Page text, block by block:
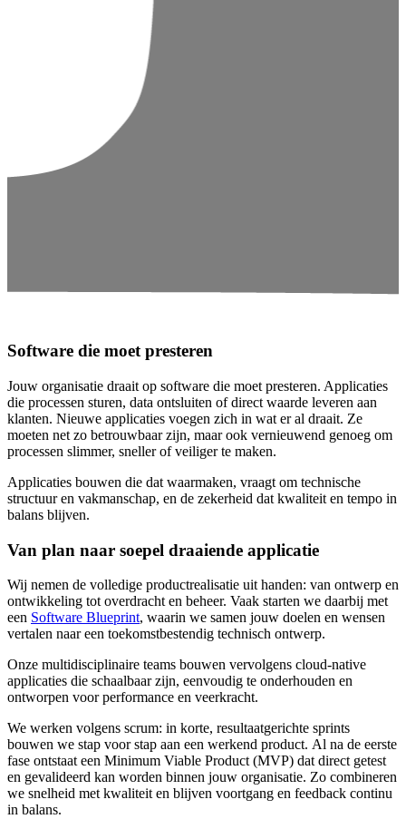
Software die moet presteren
Jouw organisatie draait op software die moet presteren. Applicaties
die processen sturen, data ontsluiten of direct waarde leveren aan
klanten. Nieuwe applicaties voegen zich in wat er al draait. Ze
moeten net zo betrouwbaar zijn, maar ook vernieuwend genoeg om
processen slimmer, sneller of veiliger te maken.
Applicaties bouwen die dat waarmaken, vraagt om technische
structuur en vakmanschap, en de zekerheid dat kwaliteit en tempo in
balans blijven.
Van plan naar soepel draaiende applicatie
Wij nemen de volledige productrealisatie uit handen: van ontwerp en
ontwikkeling tot overdracht en beheer. Vaak starten we daarbij met
een Software Blueprint, waarin we samen jouw doelen en wensen
vertalen naar een toekomstbestendig technisch ontwerp.
Onze multidisciplinaire teams bouwen vervolgens cloud-native
applicaties die schaalbaar zijn, eenvoudig te onderhouden en
ontworpen voor performance en veerkracht.
We werken volgens scrum: in korte, resultaatgerichte sprints
bouwen we stap voor stap aan een werkend product. Al na de eerste
fase ontstaat een Minimum Viable Product (MVP) dat direct getest
en gevalideerd kan worden binnen jouw organisatie. Zo combineren
we snelheid met kwaliteit en blijven voortgang en feedback continu
in balans.